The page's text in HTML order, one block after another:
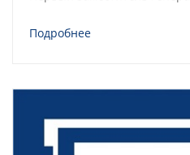
Подробнее